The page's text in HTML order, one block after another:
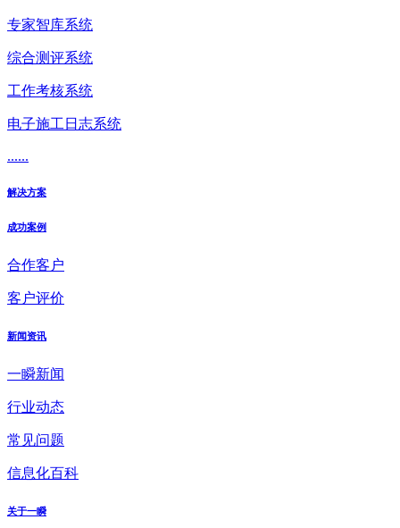
专家智库系统
综合测评系统
工作考核系统
电子施工日志系统
......
解决方案
成功案例
合作客户
客户评价
新闻资讯
一瞬新闻
行业动态
常见问题
信息化百科
关于一瞬